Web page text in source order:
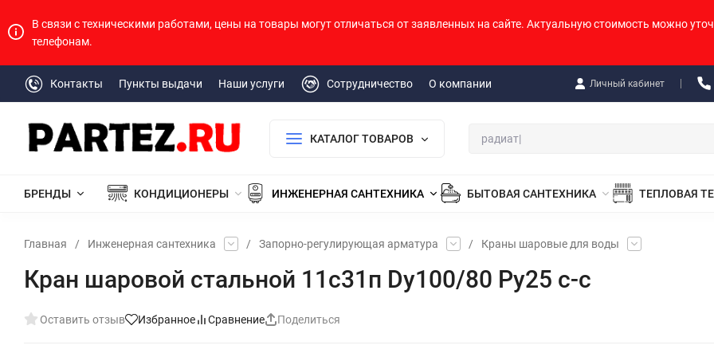
В связи с техническими работами, цены на товары могут отличаться от заявленных на сайте. Актуальную стоимость можно
телефонам.
Контакты Пункты выдачи Наши услуги Сотрудничество О компании Личный кабинет
КАТАЛОГ ТОВАРОВ
БРЕНДЫ КОНДИЦИОНЕРЫ ИНЖЕНЕРНАЯ САНТЕХНИКА БЫТОВАЯ САНТЕХНИКА ТЕПЛОВАЯ
Главная / Инженерная сантехника / Запорно-регулирующая арматура / Краны шаровые для воды
Кран шаровой стальной 11с31п Dу100/80 Pу25 с-с
Оставить отзыв Избранное Сравнение Поделиться